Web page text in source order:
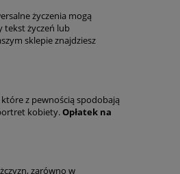
życzenia mogą
tekst życzeń lub
sklepie znajdziesz
z pewnością spodobają
kobiety.Opłatek na
zarówno w